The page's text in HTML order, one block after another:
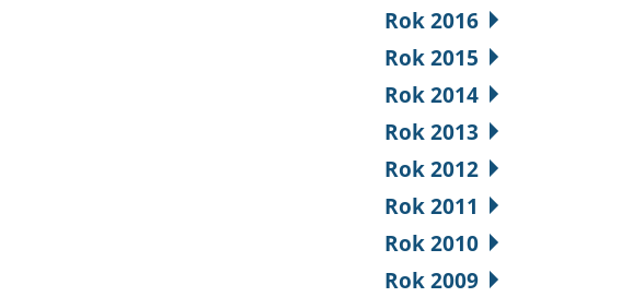
Rok 2016
Rok 2015
Rok 2014
Rok 2013
Rok 2012
Rok 2011
Rok 2010
Rok 2009